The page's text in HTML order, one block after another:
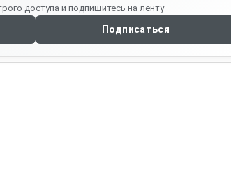
доступа и подпишитесь на ленту
Подписаться